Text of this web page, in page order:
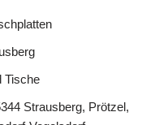
Tische
Strausberg, Prötzel,